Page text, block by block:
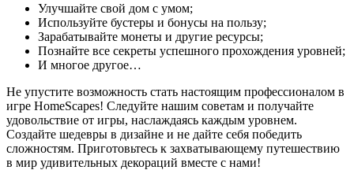
Улучшайте свой дом с умом;
Используйте бустеры и бонусы на пользу;
Зарабатывайте монеты и другие ресурсы;
Познайте все секреты успешного прохождения уровней;
И многое другое…
Не упустите возможность стать настоящим профессионалом в
игре HomeScapes! Следуйте нашим советам и получайте
удовольствие от игры, наслаждаясь каждым уровнем.
Создайте шедевры в дизайне и не дайте себя победить
сложностям. Приготовьтесь к захватывающему путешествию
в мир удивительных декораций вместе с нами!